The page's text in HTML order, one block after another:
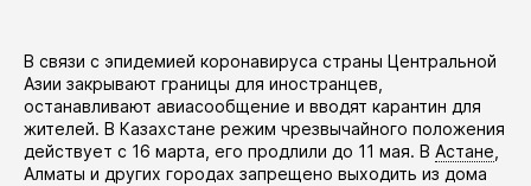
В связи с эпидемией коронавируса страны Центральной
Азии закрывают границы для иностранцев,
останавливают авиасообщение и вводят карантин для
жителей. В Казахстане режим чрезвычайного положения
действует с 16 марта, его продлили до 11 мая. В Астане
Алматы и других городах запрещено выходить из дома